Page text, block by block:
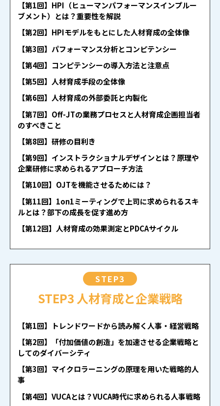
【第1回】HPI（ヒューマンパフォーマンスインプルー
ブメント）とは？重要性を解説
【第2回】HPIモデルをもとにした人材育成の全体像
【第3回】パフォーマンス分析とコンピテンシー
【第4回】コンピテンシーの導入方法と注意点
【第5回】人材育成手段の全体像
【第6回】人材育成の外部委託と内製化
【第7回】Off-JTの業務プロセスと人材育成企画担当者
のすべきこと
【第8回】研修の目利き
【第9回】インストラクショナルデザインとは？原理や
企業研修に求められるアプローチ方法
【第10回】OJTを機能させるためには？
【第11回】1on1ミーティングで上司に求められるスキ
ルとは？部下の成長を促す進め方
【第12回】人材育成の効果測定とPDCAサイクル
STEP3
STEP3 人材育成と企業戦略
【第1回】トレンドワードから読み解く人事・経営戦略
【第2回】「付加価値の創造」を加速させる企業戦略と
してのダイバーシティ
【第3回】マイクロラーニングの原理を用いた戦略的人
事
【第4回】VUCAとは？VUCA時代に求められる人事戦略